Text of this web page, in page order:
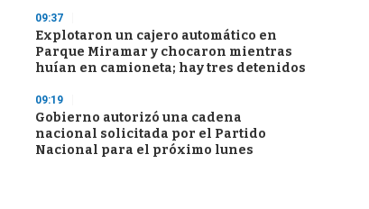
09:37
Explotaron un cajero automático en
Parque Miramar y chocaron mientras
huían en camioneta; hay tres detenidos
09:19
Gobierno autorizó una cadena
nacional solicitada por el Partido
Nacional para el próximo lunes